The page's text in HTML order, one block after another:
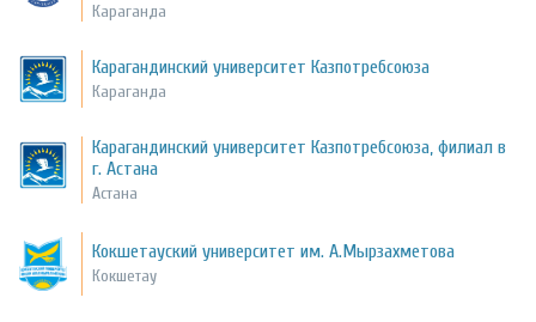
Караганда
Карагандинский университет Казпотребсоюза
Караганда
Карагандинский университет Казпотребсоюза, филиал в
г. Астана
Астана
Кокшетауский университет им. А.Мырзахметова
Кокшетау